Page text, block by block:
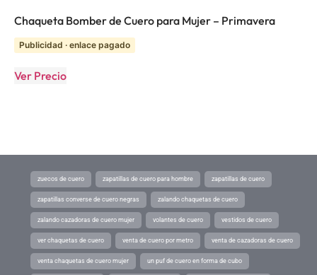
Chaqueta Bomber de Cuero para Mujer – Primavera
Publicidad · enlace pagado
Ver Precio
zuecos de cuero zapatillas de cuero para hombre zapatillas de cuero
zapatillas converse de cuero negras zalando chaquetas de cuero
zalando cazadoras de cuero mujer volantes de cuero vestidos de cuero
ver chaquetas de cuero venta de cuero por metro venta de cazadoras de cuero
venta chaquetas de cuero mujer un puf de cuero en forma de cubo